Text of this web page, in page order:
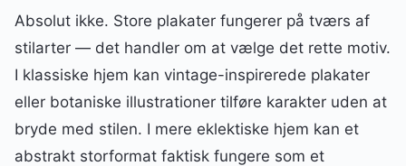
Absolut ikke. Store plakater fungerer på tværs af
stilarter — det handler om at vælge det rette motiv.
I klassiske hjem kan vintage-inspirerede plakater
eller botaniske illustrationer tilføre karakter uden at
bryde med stilen. I mere eklektiske hjem kan et
abstrakt storformat faktisk fungere som et